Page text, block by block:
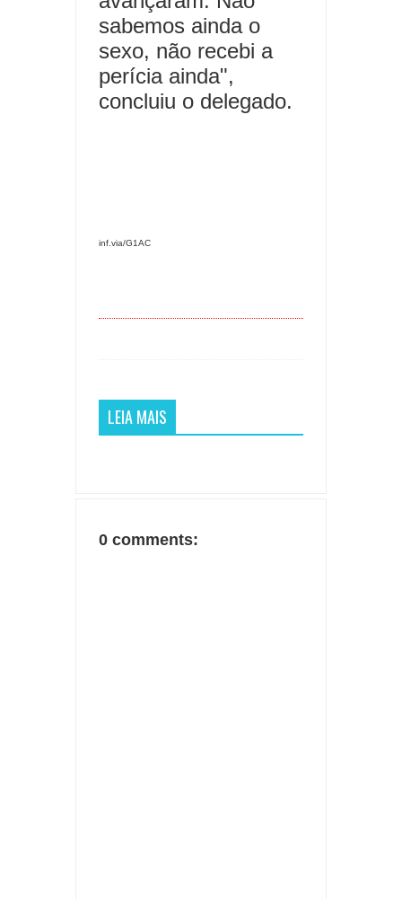
sabemos ainda o
sexo, não recebi a
perícia ainda",
concluiu o delegado.
inf.via/G1AC
LEIA MAIS
0 comments: